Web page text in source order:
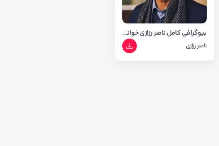
بیوگرافی کامل ناصر رزازی خواننده کرد +آلبوم ها و اهنگ ها
ناصر رزازی